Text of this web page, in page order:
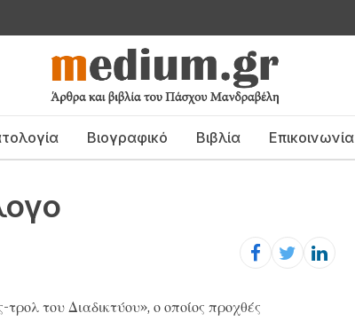
Βιογραφικό Βιβλία Επικοινωνία
του Διαδικτύου», ο οποίος προχθές